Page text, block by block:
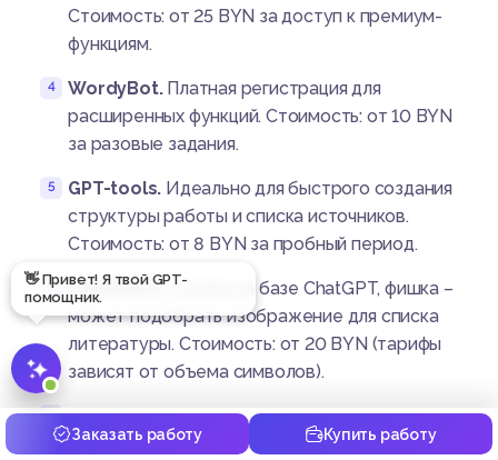
Заказать работу Купить работу
Стоимость: от 25 BYN за доступ к премиум-
функциям.
WordyBot.Платная регистрация для
расширенных функций. Стоимость: от 10 BYN
за разовые задания.
GPT-tools. Идеально для быстрого создания
структуры работы и списка источников.
Стоимость: от 8 BYN за пробный период.
AiWriteArt.Создан на базе ChatGPT, фишка –
может подобрать изображение для списка
литературы. Стоимость: от 20 BYN (тарифы
зависят от объема символов).
Сервис от Zaochnik.Пользователям
ежедневно выдается 5 бесплатных запросов,